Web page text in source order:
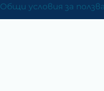
Общи условия за